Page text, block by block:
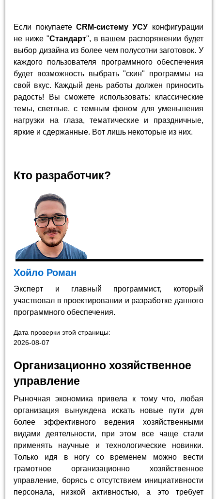
Если покупаете CRM-систему УСУ конфигурации
не ниже "Стандарт", в вашем распоряжении будет
выбор дизайна из более чем полусотни заготовок. У
каждого пользователя программного обеспечения
будет возможность выбрать "скин" программы на
свой вкус. Каждый день работы должен приносить
радость! Вы сможете использовать: классические
темы, светлые, с темным фоном для уменьшения
нагрузки на глаза, тематические и праздничные,
яркие и сдержанные. Вот лишь некоторые из них.
Кто разработчик?
Хойло Роман
Эксперт и главный программист, который
участвовал в проектировании и разработке данного
программного обеспечения.
Дата проверки этой страницы:
2026-08-07
Организационно хозяйственное
управление
Рыночная экономика привела к тому что, любая
организация вынуждена искать новые пути для
более эффективного ведения хозяйственными
видами деятельности, при этом все чаще стали
применять научные и технологические новинки.
Только идя в ногу со временем можно вести
грамотное организационно хозяйственное
управление, борясь с отсутствием инициативности
персонала, низкой активностью, а это требует